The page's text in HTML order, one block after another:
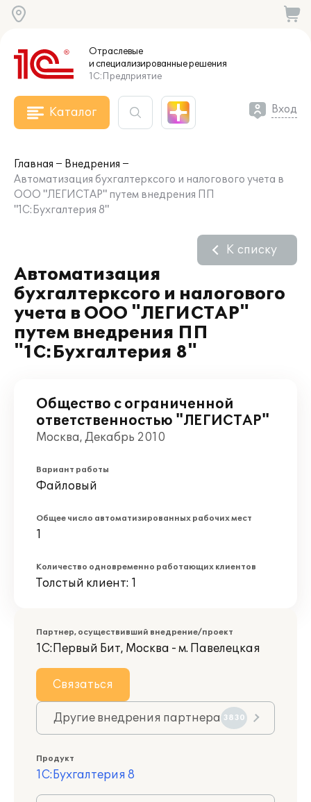
Отраслевые
и специализированныерешения
1С:Предприятие
Каталог Вход
Главная
Внедрения
Автоматизация бухгалтерксого и налогового учета в
ООО "ЛЕГИСТАР" путем внедрения ПП
"1С:Бухгалтерия 8"
Автоматизация
бухгалтерксого и налогового
учета в ООО "ЛЕГИСТАР"
путем внедрения ПП
"1С:Бухгалтерия 8"
К списку
Общество с ограниченной
ответственностью "ЛЕГИСТАР"
Москва, Декабрь 2010
Вариант работы
Файловый
Общее число автоматизированных рабочих мест
1
Количество одновременно работающих клиентов
Толстый клиент: 1
Партнер, осуществивший внедрение/проект
1С:Первый Бит, Москва - м. Павелецкая
Связаться
Другие внедрения партнера 3830
Продукт
1С:Бухгалтерия 8